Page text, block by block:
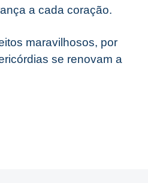
a cada coração.
maravilhosos, por
se renovam a